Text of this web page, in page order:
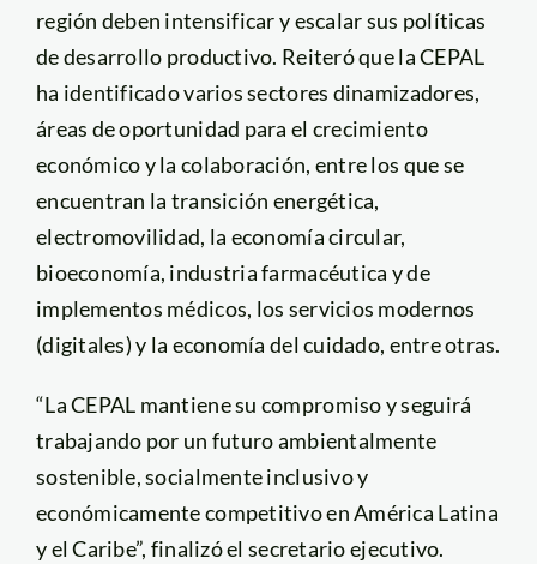
región deben intensificar y escalar sus políticas
de desarrollo productivo. Reiteró que la CEPAL
ha identificado varios sectores dinamizadores,
áreas de oportunidad para el crecimiento
económico y la colaboración, entre los que se
encuentran la transición energética,
electromovilidad, la economía circular,
bioeconomía, industria farmacéutica y de
implementos médicos, los servicios modernos
(digitales) y la economía del cuidado, entre otras.
“La CEPAL mantiene su compromiso y seguirá
trabajando por un futuro ambientalmente
sostenible, socialmente inclusivo y
económicamente competitivo en América Latina
y el Caribe”, finalizó el secretario ejecutivo.